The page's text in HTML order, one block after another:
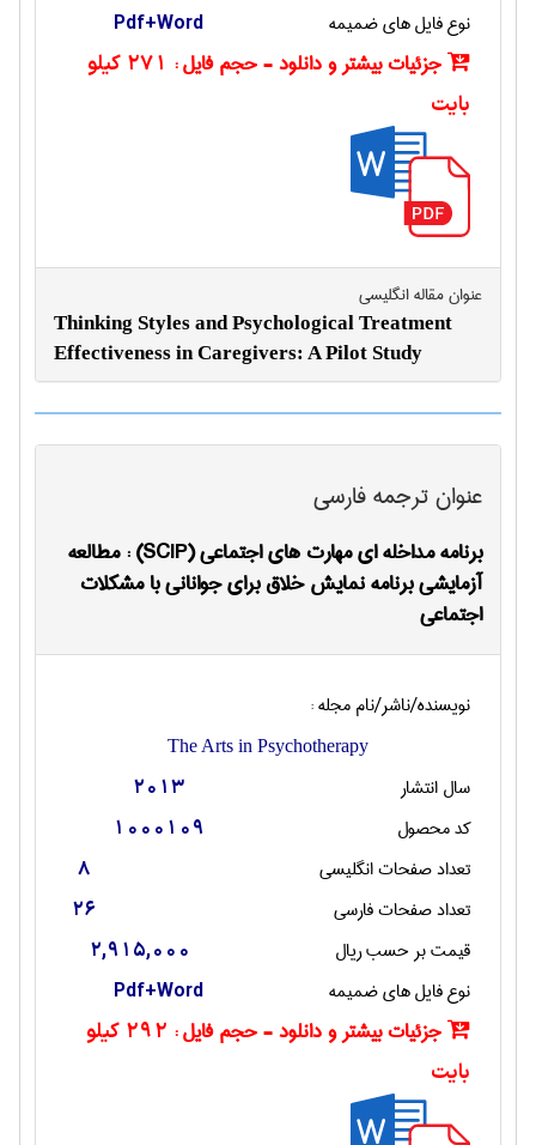
نوع فایل های ضمیمه Pdf+Word
جزئیات بیشتر و دانلود - حجم فایل :
271 کیلو
بایت
عنوان مقاله انگليسی
Thinking Styles and Psychological Treatment
Effectiveness in Caregivers: A Pilot Study
عنوان ترجمه فارسی
برنامه مداخله ای مهارت های اجتماعی (SCIP) : مطالعه
آزمایشی برنامه نمایش خلاق برای جوانانی با مشکلات
اجتماعی
نویسنده/ناشر/نام مجله :
The Arts in Psychotherapy
سال انتشار 2013
کد محصول 1000109
تعداد صفحات انگليسی 8
تعداد صفحات فارسی 26
قیمت بر حسب ریال 2,915,000
نوع فایل های ضمیمه Pdf+Word
جزئیات بیشتر و دانلود - حجم فایل :
292 کیلو
بایت